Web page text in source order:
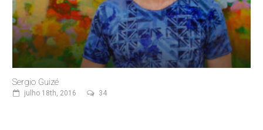
Sergio Guizé
julho 18th, 2016 34